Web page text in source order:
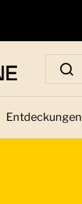
Entdeckungen